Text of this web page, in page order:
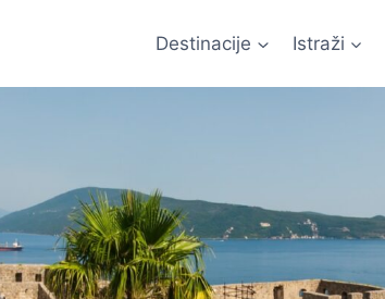
Destinacije Istraži